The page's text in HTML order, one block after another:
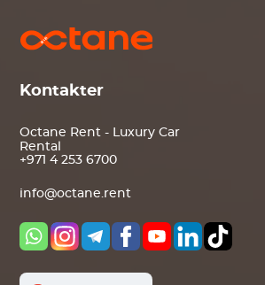
Kontakter
Octane Rent - Luxury Car
Rental
+971 4 253 6700
info@octane.rent